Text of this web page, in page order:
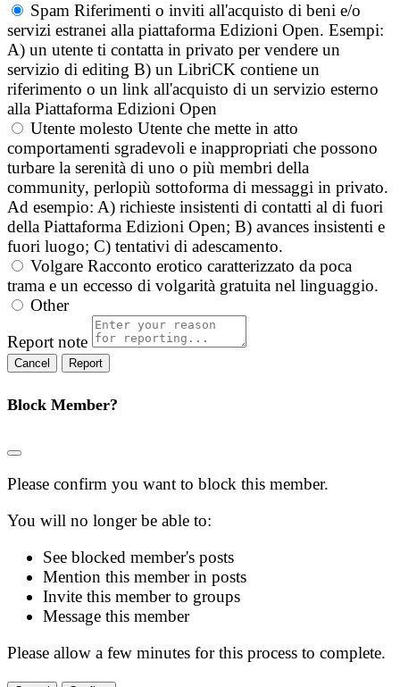
Spam Riferimenti o inviti all'acquisto di beni e/o
servizi estranei alla piattaforma Edizioni Open. Esempi:
A) un utente ti contatta in privato per vendere un
servizio di editing B) un LibriCK contiene un
riferimento o un link all'acquisto di un servizio esterno
alla Piattaforma Edizioni Open
Utente molesto Utente che mette in atto
comportamenti sgradevoli e inappropriati che possono
turbare la serenità di uno o più membri della
community, perlopiù sottoforma di messaggi in privato.
Ad esempio: A) richieste insistenti di contatti al di fuori
della Piattaforma Edizioni Open; B) avances insistenti e
fuori luogo; C) tentativi di adescamento.
Volgare Racconto erotico caratterizzato da poca
trama e un eccesso di volgarità gratuita nel linguaggio.
Other
Report note
Report
Block Member?
Please confirm you want to block this member.
You will no longer be able to:
See blocked member's posts
Mention this member in posts
Invite this member to groups
Message this member
Please allow a few minutes for this process to complete.